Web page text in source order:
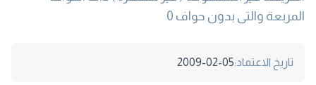
المربعة والتى بدون حواف 0
تاريخ الاعتماد:2009-02-05